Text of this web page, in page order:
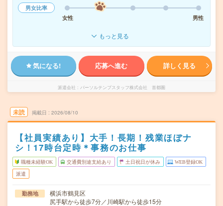
男女比率
女性
男性
もっと見る
気になる! 応募へ進む 詳しく見る
派遣会社 パーソルテンプスタッフ株式会社 首都圏
未読 掲載日 2026/08/10
【社員実績あり】大手！長期！残業ほぼナ
シ！17時台定時＊事務のお仕事
職種未経験OK 交通費別途支給あり 土日祝日が休み WEB登録OK
派遣
勤務地
横浜市鶴見区
尻手駅から徒歩7分／川崎駅から徒歩15分